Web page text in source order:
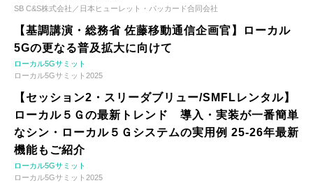
SB C&S株式会社／日本ヒューレット・パッカード合同会社
【基調講演・総務省 佐藤移動通信企画官】ローカル
5Gの更なる普及拡大に向けて
ローカル5Gサミット
ローカル5Gサミット2025
【セッション2・スリーダブリュー/SMFLレンタル】
ローカル５Ｇの最新トレンド 導入・実装が一番簡単
なシン・ローカル５Ｇシステムの実用例 25-26年最新
機能もご紹介
ローカル5Gサミット
ローカル5Gサミット2025